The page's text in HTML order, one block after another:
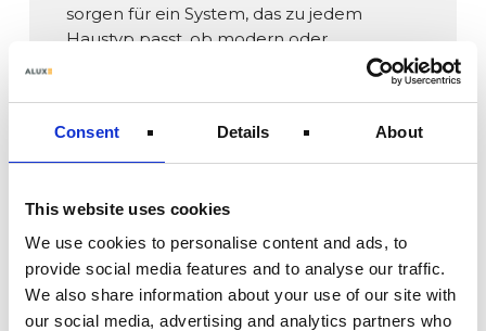
Consent Details About
This website uses cookies
We use cookies to personalise content and ads, to
provide social media features and to analyse our traffic.
We also share information about your use of our site with
our social media, advertising and analytics partners who
sorgen für ein System, das zu jedem
Haustyp passt, ob modern oder
WEITERE INFORMATIONEN